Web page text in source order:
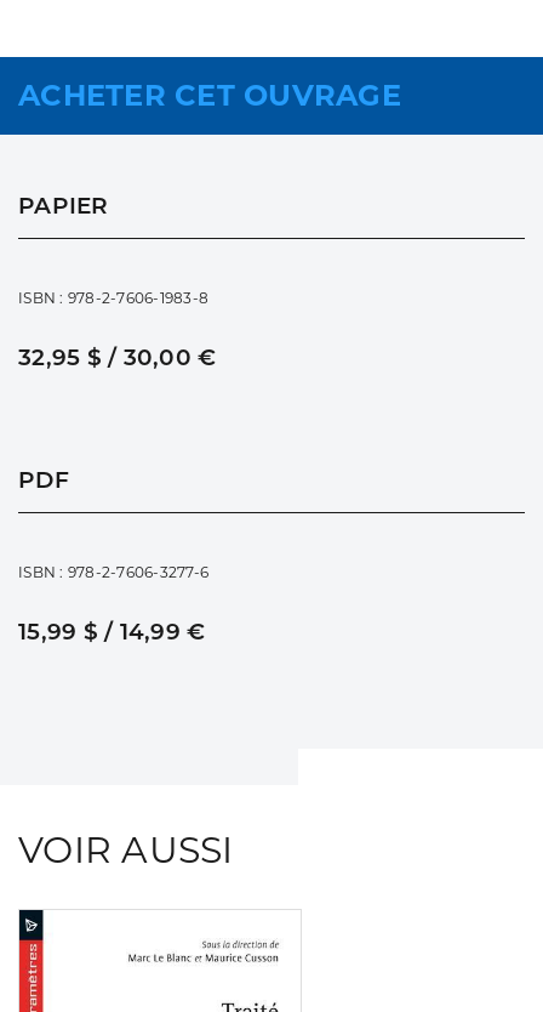
ACHETER CET OUVRAGE
PAPIER
ISBN : 978-2-7606-1983-8
32,95 $ / 30,00 €
PDF
ISBN : 978-2-7606-3277-6
15,99 $ / 14,99 €
VOIR AUSSI